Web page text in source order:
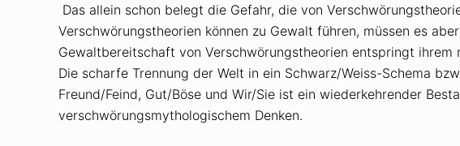
Das allein schon belegt die Gefahr, die von
Verschwörungstheorien können zu Gewalt führen, müssen es
Gewaltbereitschaft von Verschwörungstheorien entspringt ihrem
Die scharfe Trennung der Welt in ein Schwarz/Weiss-Schema
Freund/Feind, Gut/Böse und Wir/Sie ist ein wiederkehrender
verschwörungsmythologischem Denken.